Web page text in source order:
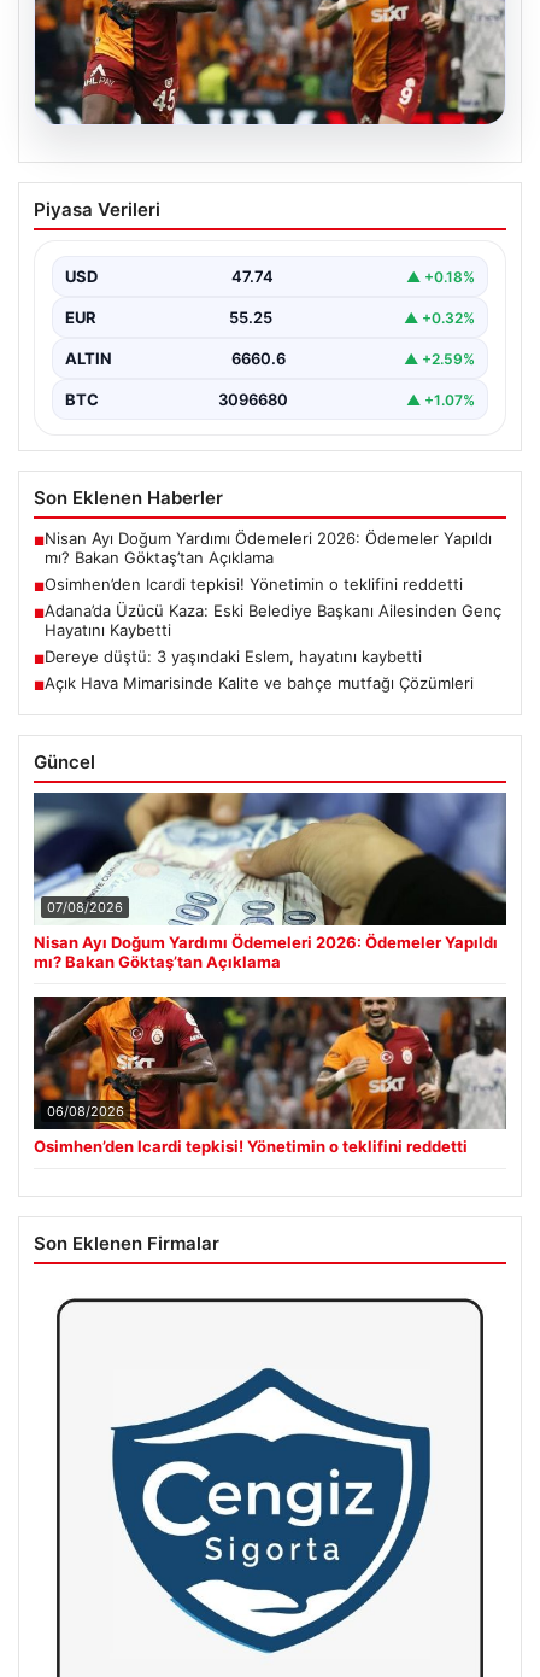
06.08.2026
Osimhen’den Icardi tepkisi! Yönetimin o
teklifini reddetti
Piyasa Verileri
USD 47.74 ▲ +0.18%
EUR 55.25 ▲ +0.32%
ALTIN 6660.6 ▲ +2.59%
BTC 3096680 ▲ +1.07%
Son Eklenen Haberler
■Nisan Ayı Doğum Yardımı Ödemeleri 2026: Ödemeler Yapıldı
mı? Bakan Göktaş’tan Açıklama
■Osimhen’den Icardi tepkisi! Yönetimin o teklifini reddetti
■Adana’da Üzücü Kaza: Eski Belediye Başkanı Ailesinden Genç
Hayatını Kaybetti
■Dereye düştü: 3 yaşındaki Eslem, hayatını kaybetti
■Açık Hava Mimarisinde Kalite ve bahçe mutfağı Çözümleri
Güncel
07/08/2026
Nisan Ayı Doğum Yardımı Ödemeleri 2026: Ödemeler Yapıldı
mı? Bakan Göktaş’tan Açıklama
06/08/2026
Osimhen’den Icardi tepkisi! Yönetimin o teklifini reddetti
Son Eklenen Firmalar